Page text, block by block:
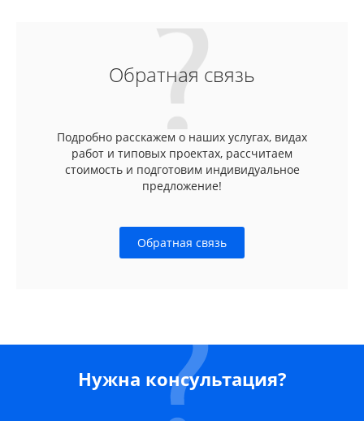
Обратная связь
Подробно расскажем о наших услугах, видах
работ и типовых проектах, рассчитаем
стоимость и подготовим индивидуальное
предложение!
Обратная связь
Нужна консультация?